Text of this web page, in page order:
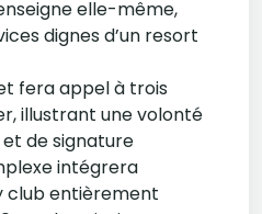
elle-même,
dignes d’un resort
fera appel à trois
illustrant une volonté
de signature
intégrera
club entièrement